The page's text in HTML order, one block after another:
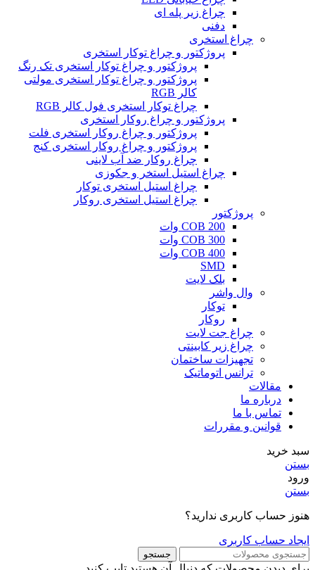
چراغ زیر پله ای
دفنی
چراغ استخری
پروژکتور و چراغ توکار استخری
پروژکتور و چراغ توکار استخری تک رنگ
پروژکتور و چراغ توکار استخری مولتی
کالر RGB
چراغ توکار استخری فول کالر RGB
پروژکتور و چراغ روکار استخری
پروژکتور و چراغ روکار استخری فلت
پروژکتور و چراغ روکار استخری کنج
چراغ روکار ضد آب لاینی
چراغ استیل استخر و جکوزی
چراغ استیل استخری توکار
چراغ استیل استخری روکار
پروژکتور
COB 200 وات
COB 300 وات
COB 400 وات
SMD
بلک لایت
وال واشر
توکار
روکار
چراغ جت لایت
چراغ زیر کابینتی
تجهیزات ساختمان
ترانس اتوماتیک
مقالات
درباره ما
تماس با ما
قوانین و مقررات
سبد خرید
بستن
ورود
بستن
هنوز حساب کاربری ندارید؟
ایجاد حساب کاربری
جستجو